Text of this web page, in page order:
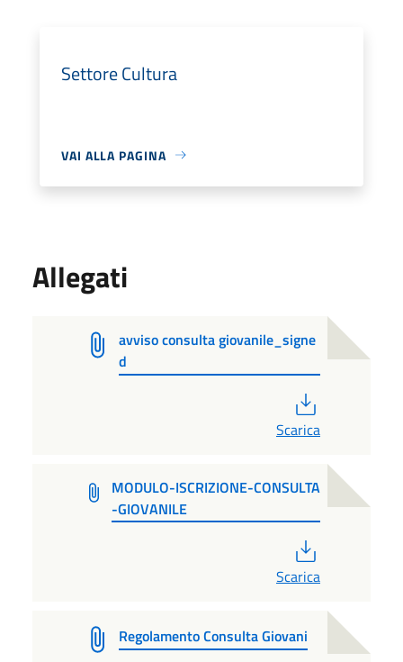
Settore Cultura
VAI ALLA PAGINA
Allegati
avviso consulta giovanile_signe
d
Scarica
MODULO-ISCRIZIONE-CONSULTA
-GIOVANILE
Scarica
Regolamento Consulta Giovani